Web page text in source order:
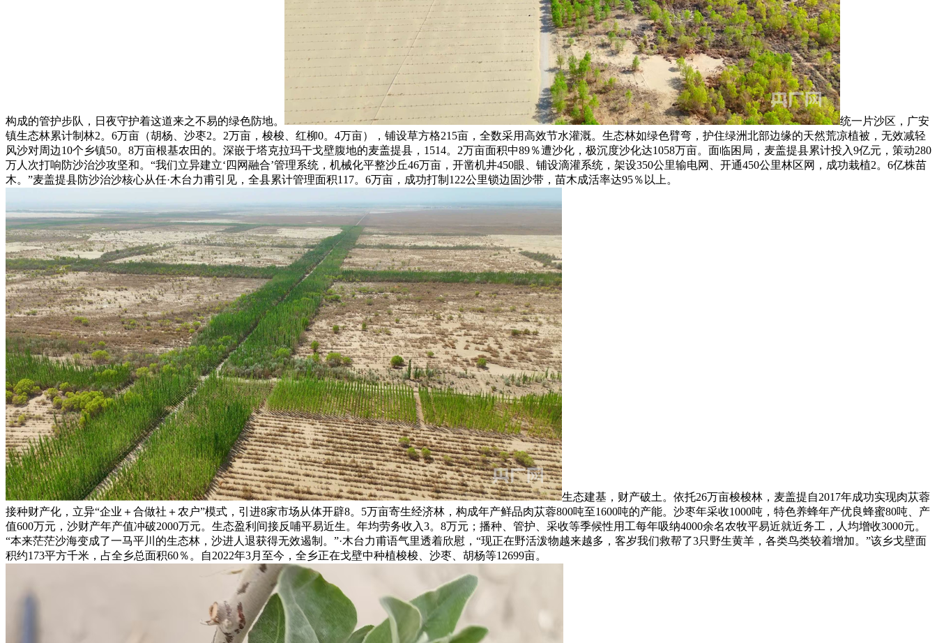
构成的管护步队，日夜守护着这道来之不易的绿色防地。
统一片沙区，广安
镇生态林累计制林2。6万亩（胡杨、沙枣2。2万亩，梭梭、红柳0。4万亩），铺设草方格215亩，全数采用高效节水灌溉。生态林如绿色臂弯，护住绿洲北部边缘的天然荒凉植被，无效减轻
风沙对周边10个乡镇50。8万亩根基农田的。深嵌于塔克拉玛干戈壁腹地的麦盖提县，1514。2万亩面积中89％遭沙化，极沉度沙化达1058万亩。面临困局，麦盖提县累计投入9亿元，策动280
万人次打响防沙治沙攻坚和。“我们立异建立‘四网融合’管理系统，机械化平整沙丘46万亩，开凿机井450眼、铺设滴灌系统，架设350公里输电网、开通450公里林区网，成功栽植2。6亿株苗
木。”麦盖提县防沙治沙核心从任·木台力甫引见，全县累计管理面积117。6万亩，成功打制122公里锁边固沙带，苗木成活率达95％以上。
生态建基，财产破土。依托26万亩梭梭林，麦盖提自2017年成功实现肉苁蓉
接种财产化，立异“企业＋合做社＋农户”模式，引进8家市场从体开辟8。5万亩寄生经济林，构成年产鲜品肉苁蓉800吨至1600吨的产能。沙枣年采收1000吨，特色养蜂年产优良蜂蜜80吨、产
值600万元，沙财产年产值冲破2000万元。生态盈利间接反哺平易近生。年均劳务收入3。8万元；播种、管护、采收等季候性用工每年吸纳4000余名农牧平易近就近务工，人均增收3000元。
“本来茫茫沙海变成了一马平川的生态林，沙进人退获得无效遏制。”·木台力甫语气里透着欣慰，“现正在野活泼物越来越多，客岁我们救帮了3只野生黄羊，各类鸟类较着增加。”该乡戈壁面
积约173平方千米，占全乡总面积60％。自2022年3月至今，全乡正在戈壁中种植梭梭、沙枣、胡杨等12699亩。